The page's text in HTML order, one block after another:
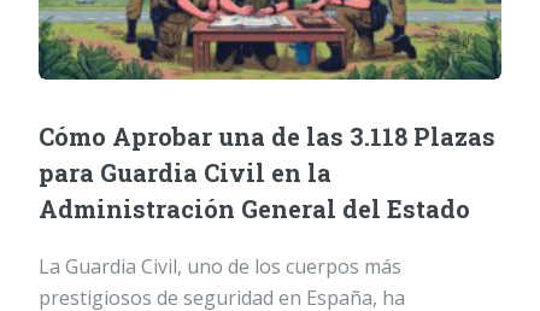
Cómo Aprobar una de las 3.118 Plazas
para Guardia Civil en la
Administración General del Estado
La Guardia Civil, uno de los cuerpos más
prestigiosos de seguridad en España, ha